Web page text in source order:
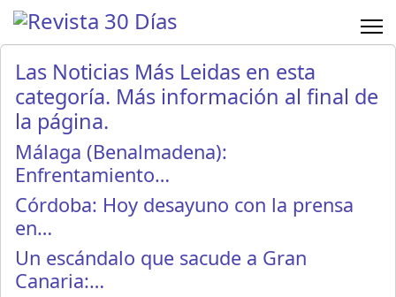
Las Noticias Más Leidas en esta
categoría. Más información al final de
la página.
Málaga (Benalmadena):
Enfrentamiento…
Córdoba: Hoy desayuno con la prensa
en…
Un escándalo que sacude a Gran
Canaria:…